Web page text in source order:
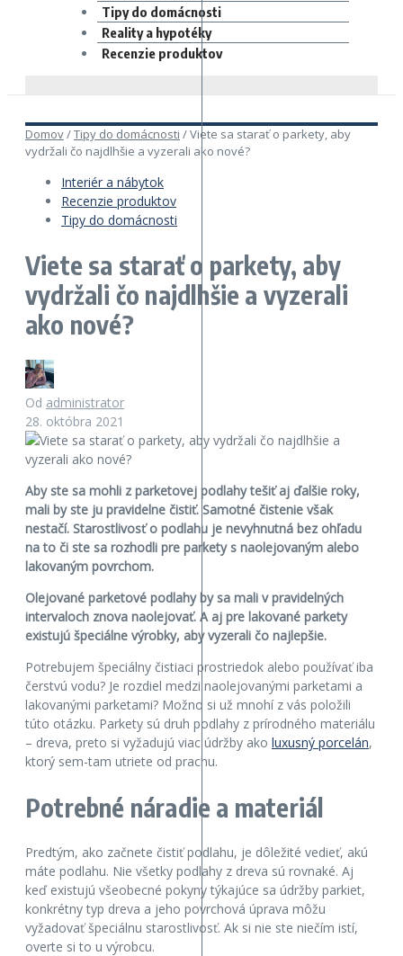
Tipy do domácnosti
Reality a hypotéky
Recenzie produktov
Domov/Tipy do domácnosti /Viete sa starať o parkety, aby
vydržali čo najdlhšie a vyzerali ako nové?
Interiér a nábytok
Recenzie produktov
Tipy do domácnosti
Viete sa starať o parkety, aby
vydržali čo najdlhšie a vyzerali
ako nové?
Od administrator
28. októbra 2021
Aby ste sa mohli z parketovej podlahy tešiť aj ďalšie roky,
mali by ste ju pravidelne čistiť. Samotné čistenie však
nestačí. Starostlivosť o podlahu je nevyhnutná bez ohľadu
na to či ste sa rozhodli pre parkety s naolejovaným alebo
lakovaným povrchom.
Olejované parketové podlahy by sa mali v pravidelných
intervaloch znova naolejovať. A aj pre lakované parkety
existujú špeciálne výrobky, aby vyzerali čo najlepšie.
Potrebujem špeciálny čistiaci prostriedok alebo používať iba
čerstvú vodu? Je rozdiel medzi naolejovanými parketami a
lakovanými parketami? Možno si už mnohí z vás položili
túto otázku. Parkety sú druh podlahy z prírodného materiálu
– dreva, preto si vyžadujú viac údržby ako luxusný porcelán,
ktorý sem-tam utriete od prachu.
Potrebné náradie a materiál
Predtým, ako začnete čistiť podlahu, je dôležité vedieť, akú
máte podlahu. Nie všetky podlahy z dreva sú rovnaké. Aj
keď existujú všeobecné pokyny týkajúce sa údržby parkiet,
konkrétny typ dreva a jeho povrchová úprava môžu
vyžadovať špeciálnu starostlivosť. Ak si nie ste niečím istí,
overte si to u výrobcu.